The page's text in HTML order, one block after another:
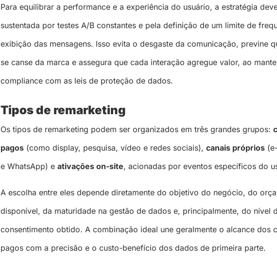
Para equilibrar a performance e a experiência do usuário, a estratégia
sustentada por testes A/B constantes e pela definição de um limite de
exibição das mensagens. Isso evita o desgaste da comunicação, previne
se canse da marca e assegura que cada interação agregue valor, ao
compliance com as leis de proteção de dados.
Tipos de remarketing
Os tipos de remarketing podem ser organizados em três grandes grupos:
pagos (como display, pesquisa, vídeo e redes sociais), canais próprios
e WhatsApp) e ativações on-site, acionadas por eventos específicos do
A escolha entre eles depende diretamente do objetivo do negócio, do
disponível, da maturidade na gestão de dados e, principalmente, do nível
consentimento obtido. A combinação ideal une geralmente o alcance dos
pagos com a precisão e o custo-benefício dos dados de primeira parte.